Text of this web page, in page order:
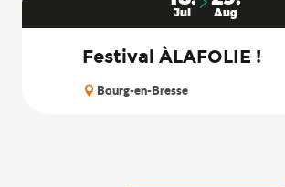
Jul Aug
Festival ÀLAFOLIE !
Bourg-en-Bresse